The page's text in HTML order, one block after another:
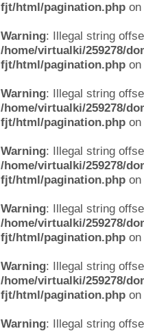
fjt/html/pagination.php
Warning: Illegal string
/home/virtualki/259278/
fjt/html/pagination.php
Warning: Illegal string
/home/virtualki/259278/
fjt/html/pagination.php
Warning: Illegal string
/home/virtualki/259278/
fjt/html/pagination.php
Warning: Illegal string
/home/virtualki/259278/
fjt/html/pagination.php
Warning: Illegal string
/home/virtualki/259278/
fjt/html/pagination.php
Warning: Illegal string